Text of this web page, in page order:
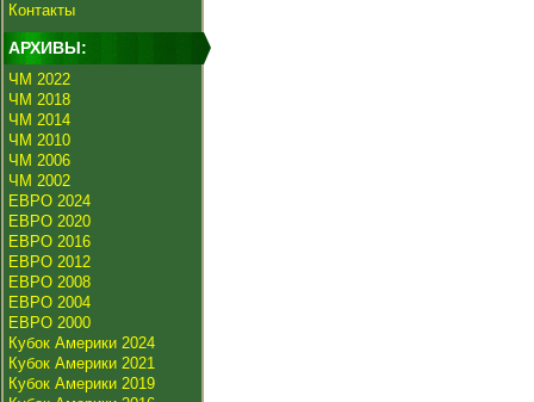
Контакты
АРХИВЫ:
ЧМ 2022
ЧМ 2018
ЧМ 2014
ЧМ 2010
ЧМ 2006
ЧМ 2002
ЕВРО 2024
ЕВРО 2020
ЕВРО 2016
ЕВРО 2012
ЕВРО 2008
ЕВРО 2004
ЕВРО 2000
Кубок Америки 2024
Кубок Америки 2021
Кубок Америки 2019